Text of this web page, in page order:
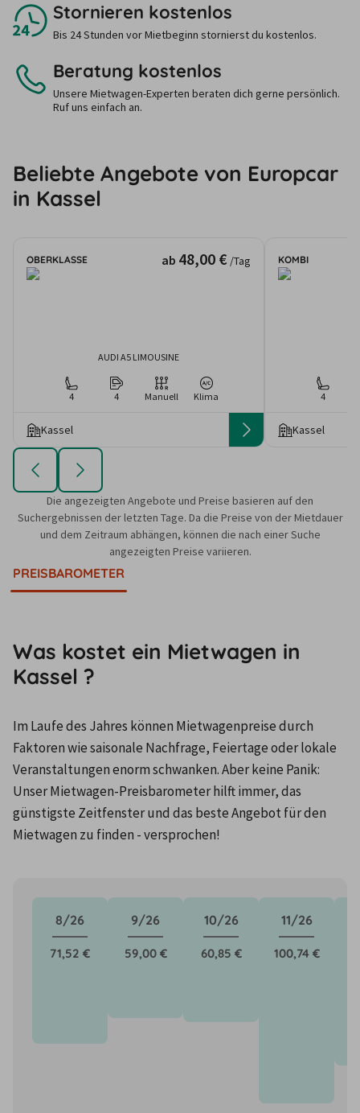
Stornieren kostenlos
Bis 24 Stunden vor Mietbeginn stornierst du kostenlos.
Beratung kostenlos
Unsere Mietwagen-Experten beraten dich gerne persönlich.
Ruf uns einfach an.
Beliebte Angebote von Europcar
in Kassel
OBERKLASSE ab 48,00 € /Tag
AUDI A5 LIMOUSINE
4 4 Manuell Klima
Kassel
KOMBI
4
Kassel
Die angezeigten Angebote und Preise basieren auf den
Suchergebnissen der letzten Tage. Da die Preise von der Mietdauer
und dem Zeitraum abhängen, können die nach einer Suche
angezeigten Preise variieren.
PREISBAROMETER
Was kostet ein Mietwagen in
Kassel ?
Im Laufe des Jahres können Mietwagenpreise durch
Faktoren wie saisonale Nachfrage, Feiertage oder lokale
Veranstaltungen enorm schwanken. Aber keine Panik:
Unser Mietwagen-Preisbarometer hilft immer, das
günstigste Zeitfenster und das beste Angebot für den
Mietwagen zu finden - versprochen!
8/26
71,52 €
9/26
59,00 €
10/26
60,85 €
11/26
100,74 €